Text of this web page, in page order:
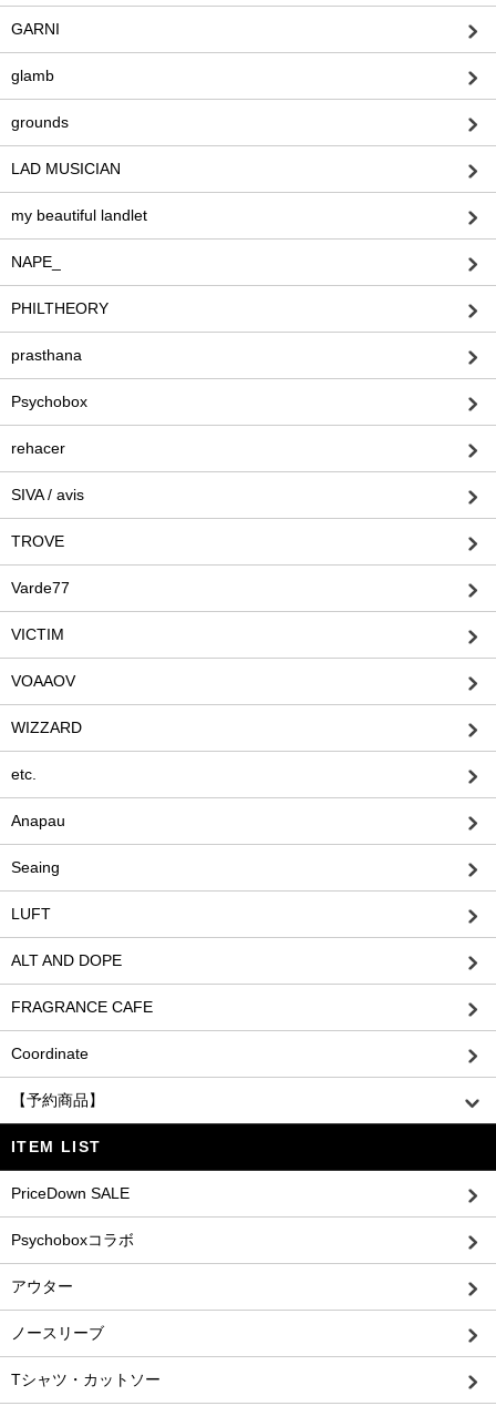
GARNI
glamb
grounds
LAD MUSICIAN
my beautiful landlet
NAPE_
PHILTHEORY
prasthana
Psychobox
rehacer
SIVA / avis
TROVE
Varde77
VICTIM
VOAAOV
WIZZARD
etc.
Anapau
Seaing
LUFT
ALT AND DOPE
FRAGRANCE CAFE
Coordinate
【予約商品】
ITEM LIST
PriceDown SALE
Psychoboxコラボ
アウター
ノースリーブ
Tシャツ・カットソー